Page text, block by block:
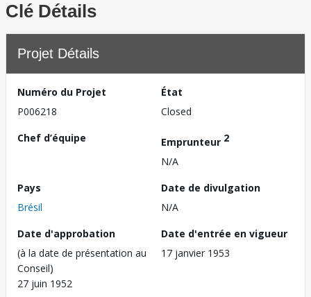
Clé Détails
Projet Détails
Numéro du Projet
P006218
État
Closed
Chef d’équipe
Emprunteur 2
N/A
Pays
Brésil
Date de divulgation
N/A
Date d'approbation
(à la date de présentation au
Conseil)
27 juin 1952
Date d'entrée en vigueur
17 janvier 1953